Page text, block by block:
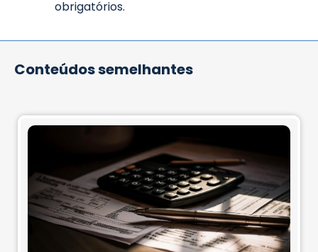
obrigatórios.
Conteúdos semelhantes